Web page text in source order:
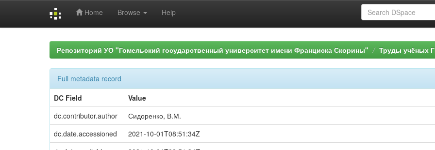
Home Browse Help
Репозиторий УО "Гомельский государственный университет имени Франциска Скорины" Труды учёных
Full metadata record
DC Field
Value
dc.contributor.author
Сидоренко, В.М.
dc.date.accessioned
2021-10-01T08:51:34Z